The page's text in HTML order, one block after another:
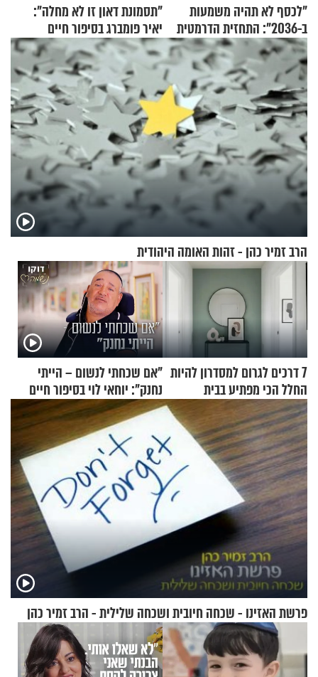
"לכסף לא תהיה משמעות
ב-2036": התחזית הדרמטית
של אילון מאסק על עתיד
הכלכלה
"תסמונת דאון זו לא מחלה":
יאיר פומברג בסיפור חיים
מעורר השראה
הרב זמיר כהן - זהות האומה היהודית
7 דרכים לגרום למסדרון להיות
החלל הכי מפתיע בבית
"אם שכחתי לנשום – הייתי
נחנק": יוחאי לוי בסיפור חיים
מעורר השראה
פרשת האזינו - שכחה חיובית ושכחה שלילית - הרב זמיר כהן